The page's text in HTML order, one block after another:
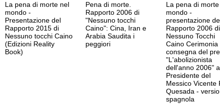
La pena di morte nel
mondo -
Presentazione del
Rapporto 2015 di
Nessuno tocchi Caino
(Edizioni Reality
Book)
Pena di morte.
Rapporto 2006 di
"Nessuno tocchi
Caino": Cina, Iran e
Arabia Saudita i
peggiori
La pena di
mondo -
presentazione
Rapporto 2006 di
Nessuno Tocchi
Caino Cerimonia
consegna del
"L'abolizionista
dell'anno 2006"
Presidente del
Messico Vicente
Quesada -
spagnola